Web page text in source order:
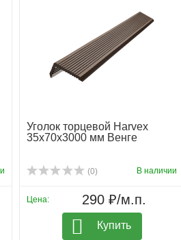
Уголок торцевой Harvex
35х70х3000 мм Венге
(0) В наличии
Цена: 290 ₽/м.п.
Купить